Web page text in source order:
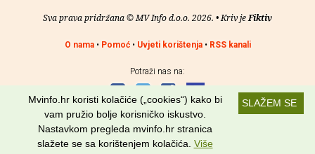
Sva prava pridržana © MV Info d.o.o. 2026. • Kriv jeFiktiv
O nama• Pomoć• Uvjeti korištenja• RSS kanali
Potraži nas na:
SLAŽEM SE
Mvinfo.hr koristi kolačiće („cookies“) kako bi
vam pružio bolje korisničko iskustvo.
Nastavkom pregleda mvinfo.hr stranica
slažete se sa korištenjem kolačića. Više